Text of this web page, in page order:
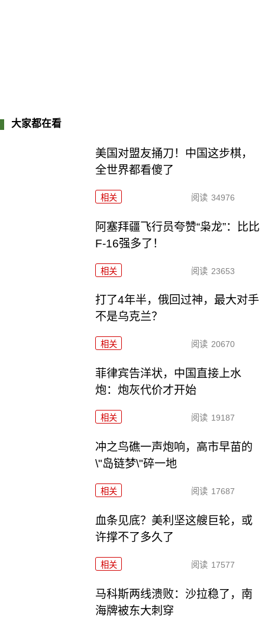
大家都在看
美国对盟友捅刀！中国这步棋，
全世界都看傻了
相关 阅读 34976
阿塞拜疆飞行员夸赞“枭龙”：比比
F-16强多了！
相关 阅读 23653
打了4年半，俄回过神，最大对手
不是乌克兰？
相关 阅读 20670
菲律宾告洋状，中国直接上水
炮：炮灰代价才开始
相关 阅读 19187
冲之鸟礁一声炮响，高市早苗的
\"岛链梦\"碎一地
相关 阅读 17687
血条见底？美利坚这艘巨轮，或
许撑不了多久了
相关 阅读 17577
马科斯两线溃败：沙拉稳了，南
海牌被东大刺穿